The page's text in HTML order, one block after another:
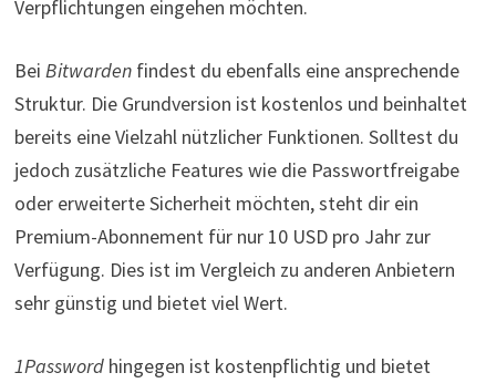
Verpflichtungen eingehen möchten.
Bei Bitwardenfindest du ebenfalls eine ansprechende
Struktur. Die Grundversion ist kostenlos und beinhaltet
bereits eine Vielzahl nützlicher Funktionen. Solltest du
jedoch zusätzliche Features wie die Passwortfreigabe
oder erweiterte Sicherheit möchten, steht dir ein
Premium-Abonnement für nur 10 USD pro Jahr zur
Verfügung. Dies ist im Vergleich zu anderen Anbietern
sehr günstig und bietet viel Wert.
1Passwordhingegen ist kostenpflichtig und bietet